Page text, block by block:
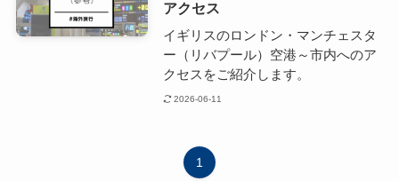
アクセス
イギリスのロンドン・マンチェスタ
ー（リバプール）空港～市内へのア
クセスをご紹介します。
2026-06-11
1